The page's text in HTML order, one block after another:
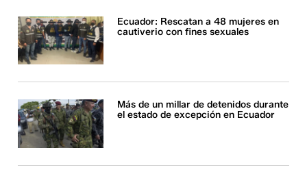
Ecuador: Rescatan a 48 mujeres en
cautiverio con fines sexuales
Más de un millar de detenidos durante
el estado de excepción en Ecuador